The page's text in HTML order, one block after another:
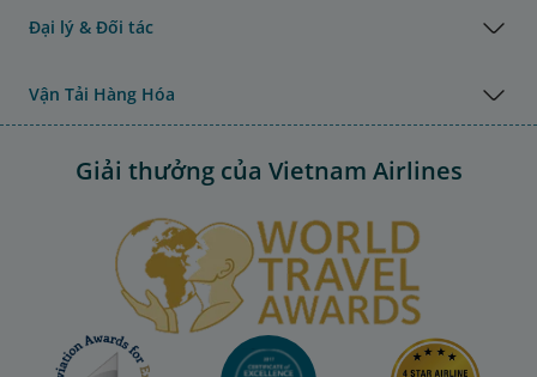
Đại lý & Đối tác
Vận Tải Hàng Hóa
Giải thưởng của Vietnam Airlines